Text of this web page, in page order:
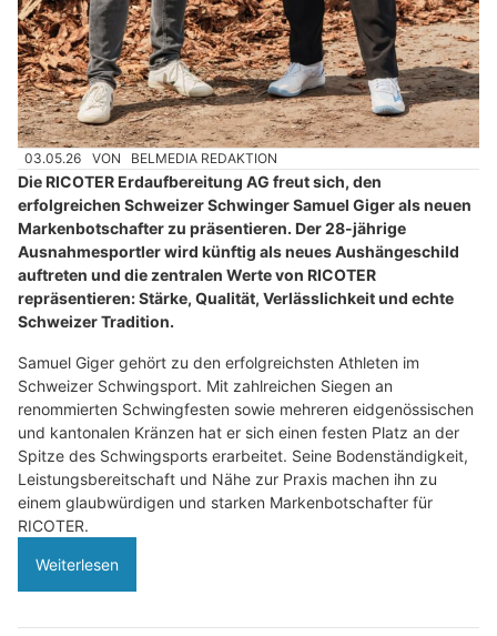
03.05.26 VON BELMEDIA REDAKTION
Die RICOTER Erdaufbereitung AG freut sich, den
erfolgreichen Schweizer Schwinger Samuel Giger als neuen
Markenbotschafter zu präsentieren. Der 28-jährige
Ausnahmesportler wird künftig als neues Aushängeschild
auftreten und die zentralen Werte von RICOTER
repräsentieren: Stärke, Qualität, Verlässlichkeit und echte
Schweizer Tradition.
Samuel Giger gehört zu den erfolgreichsten Athleten im
Schweizer Schwingsport. Mit zahlreichen Siegen an
renommierten Schwingfesten sowie mehreren eidgenössischen
und kantonalen Kränzen hat er sich einen festen Platz an der
Spitze des Schwingsports erarbeitet. Seine Bodenständigkeit,
Leistungsbereitschaft und Nähe zur Praxis machen ihn zu
einem glaubwürdigen und starken Markenbotschafter für
RICOTER.
Weiterlesen